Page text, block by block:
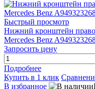
Быстрый просмотр
Нижний кронштейн
Mercedes Benz
Запросить цену
Подробнее
Купить в 1 клик
В избранное